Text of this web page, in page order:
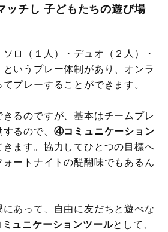
ッチし 子どもたちの遊び場
ロ（１人）・デュオ（２人）・
いうプレー体制があり、オンラ
プレーすることができます。
きるのですが、基本はチームプレ
るので、 ④コミュニケーション
きます。協力してひとつの目標へ
ートナイトの醍醐味でもあるん
あって、自由に友だちと遊べな
ュニケーションツールとして、